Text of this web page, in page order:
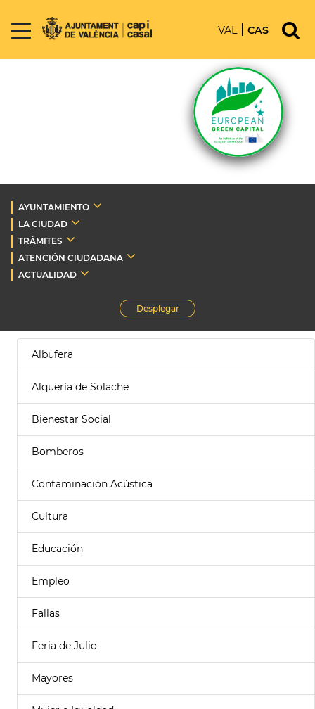
VAL CAS
AYUNTAMIENTO
LA CIUDAD
TRÁMITES
ATENCIÓN CIUDADANA
ACTUALIDAD
Desplegar
Albufera
Alquería de Solache
Bienestar Social
Bomberos
Contaminación Acústica
Cultura
Educación
Empleo
Fallas
Feria de Julio
Mayores